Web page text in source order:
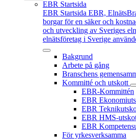
EBR Startsida
EBR Startsida EBR,
borgar för en säker och
och utveckling av Sveriges
elnätsföretag i Sverige
Bakgrund
Arbete på gång
Branschens
Kommitté och utskott
EBR-Kommittén
EBR
EBR
EBR HMS-
EBR
För yrkesverksamma